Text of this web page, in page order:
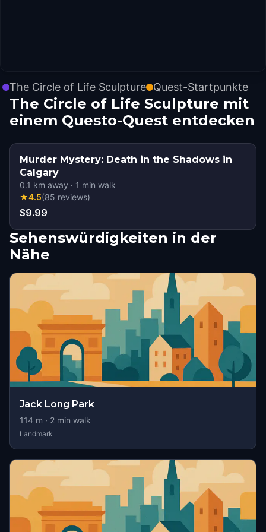
The Circle of Life Sculpture Quest-Startpunkte
The Circle of Life Sculpture mit
einem Questo-Quest entdecken
Murder Mystery: Death in the Shadows in
Calgary
0.1 km away · 1 min walk
★4.5(85 reviews)
$9.99
Sehenswürdigkeiten in der
Nähe
Jack Long Park
114 m · 2 min walk
Landmark